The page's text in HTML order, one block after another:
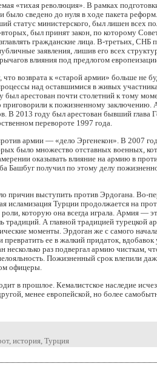
«тихая революция». В рамках
было сведено до нуля в ходе пакета
статус министерского, был лишен всех
был принят закон, по которому
гражданские лица. В-третьих, СНБ
заявления, лишив его всех
влияния под предлогом
возврата к «старой армии» больше не
над оставшимися в живых
арестован почти столетний к тому
приговорили к пожизненному заключению.
В 2013 году был арестован бывший глава
перевороте 1997 года.
армии — «дело Эргенекон». В 2007
было множество отставных военных,
оказывать влияние на армию в
Башбуг получил по этому делу
причин выступить против Эрдогана. Во-
исламизация Турции продолжается на
которую она всегда играла. Армия —
традиций. А главной традицией турецкой
моменты. Эрдоган же с самого
ее в жалкий придаток,
раз подвергал армию чисткам,
Пожизненный срок влепили
офицеры.
в прошлое. Кемалистское наследие
менее европейской, но более
, история, Турция